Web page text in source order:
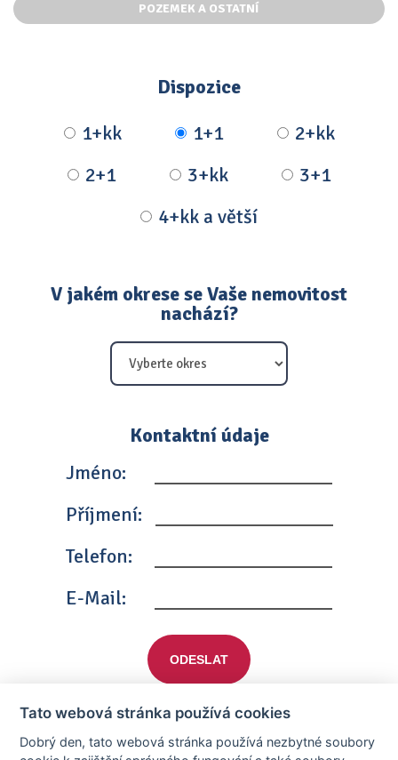
POZEMEK A OSTATNÍ
Dispozice
1+kk
1+1
2+kk
2+1
3+kk
3+1
4+kk a větší
V jakém okrese se Vaše nemovitost
nachází?
Kontaktní údaje
Jméno:
Příjmení:
Telefon:
E-Mail:
ODESLAT
Tato webová stránka používá cookies
Dobrý den, tato webová stránka používá nezbytné soubory